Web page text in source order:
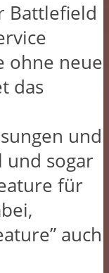
Battlefield
ohne neue
das
und
und sogar
für
auch